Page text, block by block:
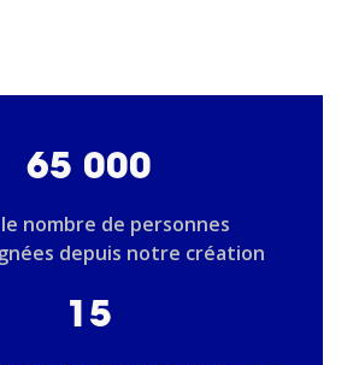
65 000
nombre de personnes
depuis notre création
15